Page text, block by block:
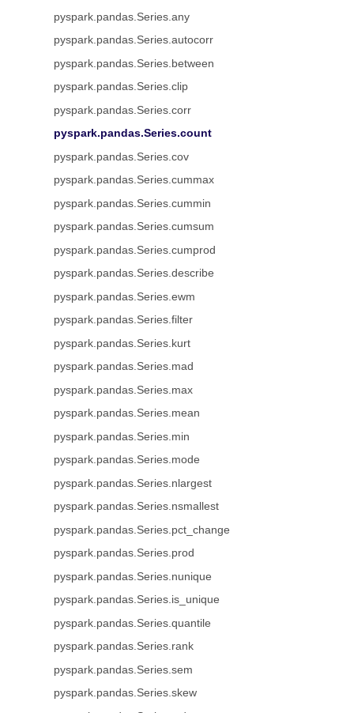
pyspark.pandas.Series.any
pyspark.pandas.Series.autocorr
pyspark.pandas.Series.between
pyspark.pandas.Series.clip
pyspark.pandas.Series.corr
pyspark.pandas.Series.count
pyspark.pandas.Series.cov
pyspark.pandas.Series.cummax
pyspark.pandas.Series.cummin
pyspark.pandas.Series.cumsum
pyspark.pandas.Series.cumprod
pyspark.pandas.Series.describe
pyspark.pandas.Series.ewm
pyspark.pandas.Series.filter
pyspark.pandas.Series.kurt
pyspark.pandas.Series.mad
pyspark.pandas.Series.max
pyspark.pandas.Series.mean
pyspark.pandas.Series.min
pyspark.pandas.Series.mode
pyspark.pandas.Series.nlargest
pyspark.pandas.Series.nsmallest
pyspark.pandas.Series.pct_change
pyspark.pandas.Series.prod
pyspark.pandas.Series.nunique
pyspark.pandas.Series.is_unique
pyspark.pandas.Series.quantile
pyspark.pandas.Series.rank
pyspark.pandas.Series.sem
pyspark.pandas.Series.skew